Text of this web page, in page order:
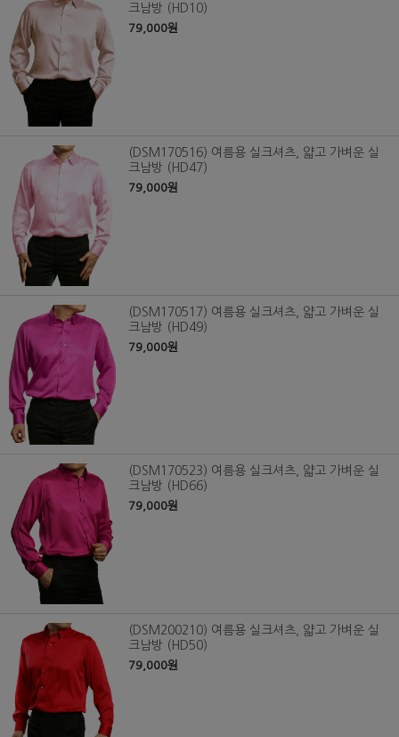
크남방 (HD10)
79,000원
(DSM170516) 여름용 실크셔츠, 얇고 가벼운 실
크남방 (HD47)
79,000원
(DSM170517) 여름용 실크셔츠, 얇고 가벼운 실
크남방 (HD49)
79,000원
(DSM170523) 여름용 실크셔츠, 얇고 가벼운 실
크남방 (HD66)
79,000원
(DSM200210) 여름용 실크셔츠, 얇고 가벼운 실
크남방 (HD50)
79,000원